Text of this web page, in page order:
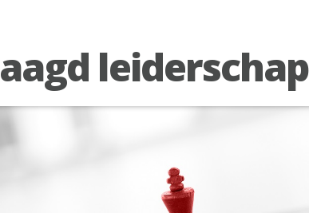
leiderschap